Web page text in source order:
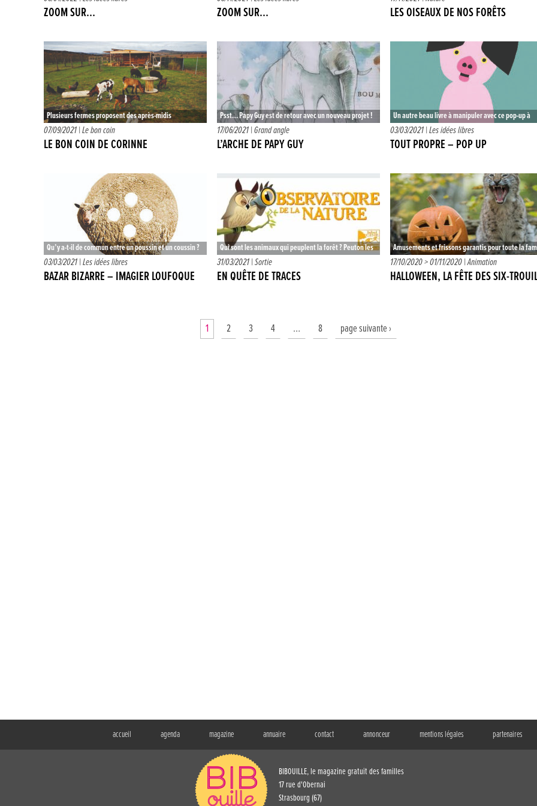
s’amuser au travers d’histoire…
ZOOM SUR… ZOOM SUR…
sittelle torchepot ? L’Observatoire de la…
LES OISEAUX DE NOS FORÊTS
Plusieurs fermes proposent des après-midis
découverte suivis d’un pique-nique ou d’un goûter.
Certaines proposent même des goûters d’anniversaire.
07/09/2021 |Le bon coin
LE BON COIN DE CORINNE
Psst… Papy Guy est de retour avec un nouveau projet !
On ne vous le présente plus, vous connaissez…
17/06/2021 |Grand angle
L’ARCHE DE PAPY GUY
Un autre beau livre à manipuler avec ce pop-up à
tirettes. Sur chaque double page un animal (veau,
chaton, singe,…
03/03/2021 |Les idées libres
TOUT PROPRE – POP UP
Qu’y a-t-il de commun entre un poussin et un coussin ?
Entre un mouton et un bouton ? Ou encore…
03/03/2021 |Les idées libres
BAZAR BIZARRE – IMAGIER LOUFOQUE
Qui sont les animaux qui peuplent la forêt ? Peuton les
voir ? S’ils sont cachés, comment savoir par où…
31/03/2021 |Sortie
EN QUÊTE DE TRACES
Amusements et frissons garantis pour toute la
Le Parc vivra au rythme d’Halloween : décoration,
parade de monstres… Pendant…
17/10/2020 > 01/11/2020 |Animation
HALLOWEEN, LA FÊTE DES SIX-
1 2 3 4 … 8 page suivante ›
accueil agenda magazine annuaire contact annonceur mentions légales partenaires
BIBOUILLE, le magazine gratuit des familles
17 rue d'Obernai
Strasbourg (67)